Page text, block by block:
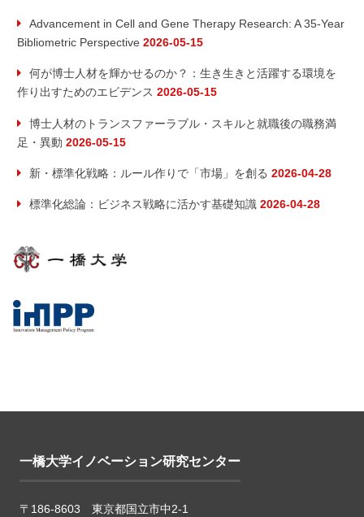
Advancement in Cell and Gene Therapy Research: A 35-Year
Bibliometric Perspective 2026-05-15
何が博士人材を輝かせるのか？：生き生きと活躍する環境を
作り出すためのエビデンス 2026-05-15
博士人材のトランスファーラブル・スキルと就職後の職務満
足・異動 2026-05-15
新・標準化戦略：ルール作りで「市場」を創る 2026-04-28
標準化総論：ビジネス戦略に活かす基礎知識 2026-04-28
一橋大学イノベーション研究センター
〒186-8603 東京都国立市中2-1